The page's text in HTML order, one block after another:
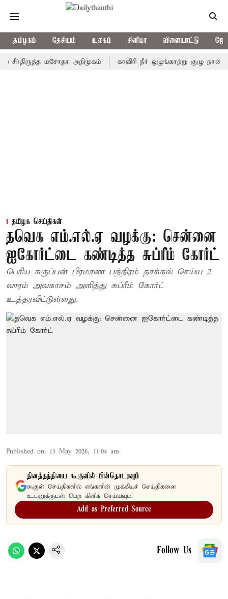
தமிழகம் தேசியம் உலகம் சினிமா விளையாட்டு
மசோதா அறிமுகம் காவிரி நீர் ஒழுங்காற்று குழு நாளை
தமிழக செய்திகள்
தவெக எம்.எல்.ஏ வழக்கு: சென்னை
ஐகோர்ட்டை கண்டித்த சுப்ரீம் கோர்ட்
பெரிய கருப்பன் பிரமாண பத்திரம் தாக்கல் செய்ய 2
வாரம் அவகாசம் அளித்து சுப்ரீம் கோர்ட்
உத்தரவிட்டுள்ளது.
Published on: 13 May 2026, 11:04 am
தினத்தந்தியை கூகுளில் பின்தொடரவும்
கூகுள் செய்திகளில் எங்களின் முக்கியச் செய்திகளை
உடனுக்குடன் பெற கிளிக் செய்யவும்.
Add as Preferred Source
Follow Us